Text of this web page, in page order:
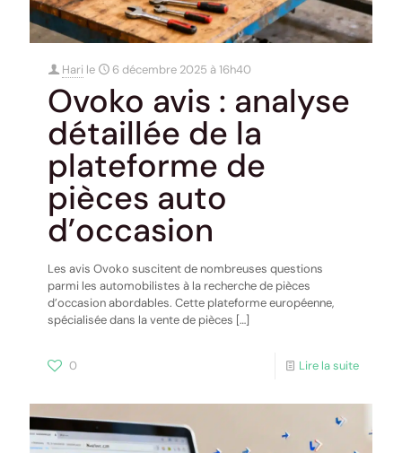
Hari le 6 décembre 2025 à 16h40
Ovoko avis : analyse
détaillée de la
plateforme de
pièces auto
d’occasion
Les avis Ovoko suscitent de nombreuses questions
parmi les automobilistes à la recherche de pièces
d’occasion abordables. Cette plateforme européenne,
spécialisée dans la vente de pièces […]
0 Lire la suite